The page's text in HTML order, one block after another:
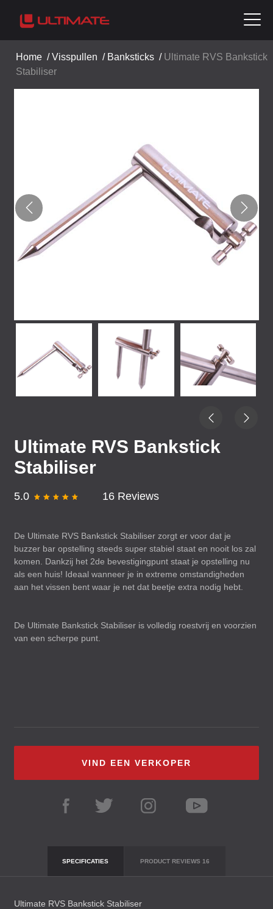
Home /Visspullen / Banksticks / Ultimate RVS Bankstick
Stabiliser
Ultimate RVS Bankstick
Stabiliser
5.0 16 Reviews
De Ultimate RVS Bankstick Stabiliser zorgt er voor dat je
buzzer bar opstelling steeds super stabiel staat en nooit los zal
komen. Dankzij het 2de bevestigingpunt staat je opstelling nu
als een huis! Ideaal wanneer je in extreme omstandigheden
aan het vissen bent waar je net dat beetje extra nodig hebt.
De Ultimate Bankstick Stabiliser is volledig roestvrij en voorzien
van een scherpe punt.
VIND EEN VERKOPER
SPECIFICATIES PRODUCT REVIEWS 16
Ultimate RVS Bankstick Stabiliser